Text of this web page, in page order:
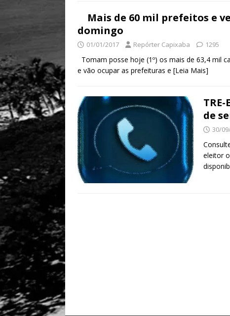
Mais de 60 mil prefeitos e
domingo
01/01/2017 Repórter Capixaba 1295
Tomam posse hoje (1º) os mais de 63,4 mil
e vão ocupar as prefeituras e [Leia Mais]
de
30/
eleitor